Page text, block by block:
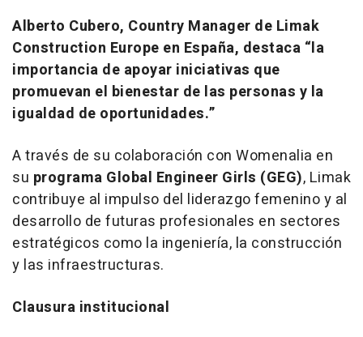
Alberto Cubero, Country Manager de Limak
Construction Europe en España, destaca “la
importancia de apoyar iniciativas que
promuevan el bienestar de las personas y la
igualdad de oportunidades.”
A través de su colaboración con Womenalia en
su programa Global Engineer Girls (GEG), Limak
contribuye al impulso del liderazgo femenino y al
desarrollo de futuras profesionales en sectores
estratégicos como la ingeniería, la construcción
y las infraestructuras.
Clausura institucional